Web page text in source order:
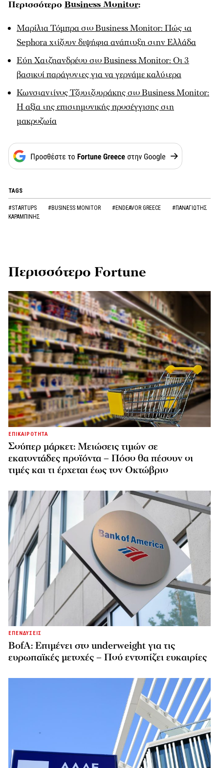
Περισσότερο Business Monitor:
Μαρίλια Τόμπρα στο Business Monitor: Πώς τα
Sephora χτίζουν διψήφια ανάπτυξη στην Ελλάδα
Εύη Χατζηανδρέου στο Business Monitor: Οι 3
βασικοί παράγοντες για να γερνάμε καλύτερα
Κωνσταντίνος Τζουτζουράκης στο Business Monitor:
Η αξία της επιστημονικής προσέγγισης στη
μακροζωία
TAGS
#STARTUPS #BUSINESS MONITOR #ENDEAVOR GREECE
#ΠΑΝΑΓΙΩΤΗΣ
ΚΑΡΑΜΠΙΝΗΣ
Περισσότερο Fortune
ΕΠΙΚΑΙΡΟΤΗΤΑ
Σούπερ μάρκετ: Μειώσεις τιμών σε
εκατοντάδες προϊόντα – Πόσο θα πέσουν οι
τιμές και τι έρχεται έως τον Οκτώβριο
ΕΠΕΝΔΥΣΕΙΣ
BofA: Επιμένει στο underweight για τις
ευρωπαϊκές μετοχές – Πού εντοπίζει ευκαιρίες